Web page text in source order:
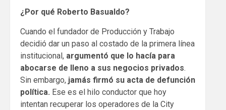
¿Por qué Roberto Basualdo?
Cuando el fundador de Producción y Trabajo
decidió dar un paso al costado de la primera línea
institucional, argumentó que lo hacía para
abocarse de lleno a sus negocios privados.
Sin embargo, jamás firmó su acta de defunción
política. Ese es el hilo conductor que hoy
intentan recuperar los operadores de la City